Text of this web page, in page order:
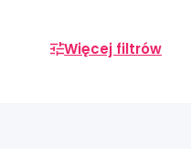
Więcej filtrów